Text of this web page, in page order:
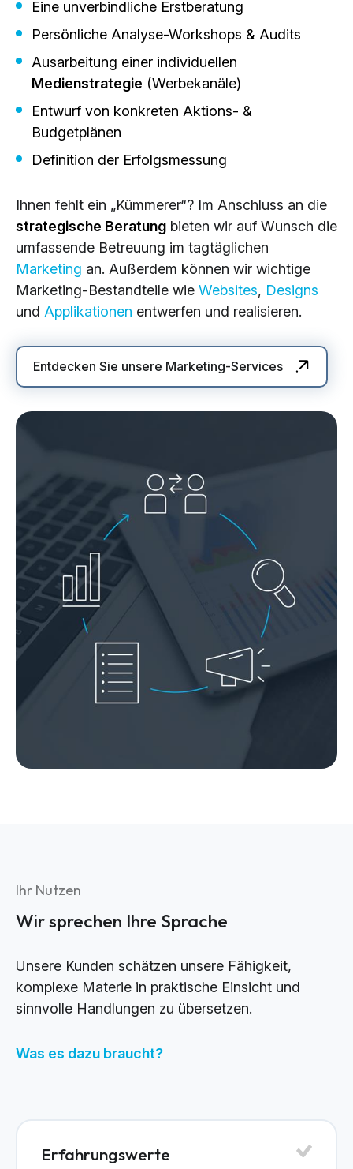
Eine unverbindliche Erstberatung
Persönliche Analyse-Workshops & Audits
Ausarbeitung einer individuellen
Medienstrategie (Werbekanäle)
Entwurf von konkreten Aktions- &
Budgetplänen
Definition der Erfolgsmessung
Ihnen fehlt ein „Kümmerer“? Im Anschluss an die
strategische Beratung bieten wir auf Wunsch die
umfassende Betreuung im tagtäglichen
Marketing an. Außerdem können wir wichtige
Marketing-Bestandteile wie Websites, Designs
und Applikationen entwerfen und realisieren.
Entdecken Sie unsere Marketing-Services
Ihr Nutzen
Wir sprechen Ihre Sprache
Unsere Kunden schätzen unsere Fähigkeit,
komplexe Materie in praktische Einsicht und
sinnvolle Handlungen zu übersetzen.
Was es dazu braucht?
Erfahrungswerte